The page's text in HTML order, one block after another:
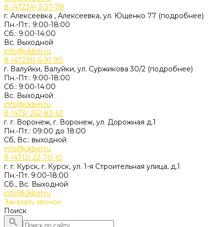
8 (47234) 3-37-78
г. Алексеевка , Алексеевка, ул. Ющенко 77 (подробнее)
Пн.-Пт.: 9:00-18:00
Сб.: 9:00-14:00
Вс. Выходной
info@ckbel.ru
8 (47236) 6-91-90
г. Валуйки, Валуйки, ул. Суржикова 30/2 (подробнее)
Пн.-Пт.: 9:00-18:00
Сб.: 9:00-14:00
Вс. Выходной
info@ckbel.ru
8 (473) 262-83-63
г. г. Воронеж, г. Воронеж, ул. Дорожная д.1
Пн.-Пт.: 09:00 до 18:00
Сб, Вс.: выходной
info@ckbel.ru
8 (4712) 22-70-10
г. г. Курск, г. Курск, ул. 1-я Строительная улица, д.1
Пн.-Пт. 9:00-18:00
Сб., Вс. Выходной
info@ckbel.ru
Заказать звонок
Поиск